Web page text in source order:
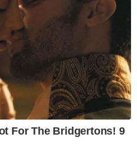
For The Bridgertons! 9